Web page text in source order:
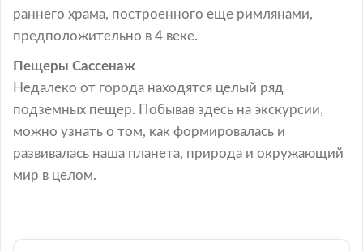
раннего храма, построенного еще римлянами,
предположительно в 4 веке.
Пещеры Сассенаж
Недалеко от города находятся целый ряд
подземных пещер. Побывав здесь на экскурсии,
можно узнать о том, как формировалась и
развивалась наша планета, природа и окружающий
мир в целом.